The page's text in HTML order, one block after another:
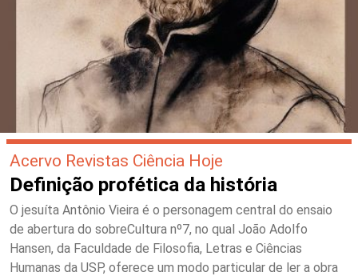
Acervo Revistas Ciência Hoje
Definição profética da história
O jesuíta Antônio Vieira é o personagem central do ensaio
de abertura do sobreCultura nº7, no qual João Adolfo
Hansen, da Faculdade de Filosofia, Letras e Ciências
Humanas da USP, oferece um modo particular de ler a obra